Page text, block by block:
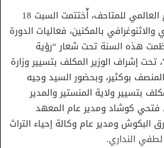
تزامنا مع الاحتفال باليوم العالمي للمتاحف، أّختتمت السبت 18
الأثري والاثنوغرافي بالمكنين، فعاليات الدورة
هذه السنة تحت شعار “رؤية
إشراف الوزير المكلف بتسيير وزارة
بوكثير، وبحضور السيد وجيه
بتسيير ولاية المنستير والمدير
فتحي كوشاد ومدير عام المعهد
البكوش ومدير عام وكالة إحياء التراث
لطفي النداري.